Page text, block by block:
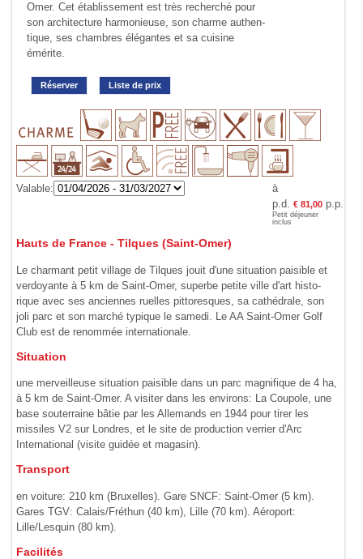
Omer. Cet établissement est très recherché pour
son architecture harmonieuse, son charme authen­
tique, ses chambres élégantes et sa cuisine
émérite.
Réserver Liste de prix
Valable:
à
p.d.
€ 81,00p.p.
Petit déjeuner
inclus
Hauts de France - Tilques (Saint-Omer)
Le charmant petit village de Tilques jouit d'une situa­tion paisible et
ver­doyante à 5 km de Saint-Omer, superbe petite ville d'art histo­
rique avec ses anciennes ruelles pittores­ques, sa cathédrale, son
joli parc et son marché typique le samedi. Le AA Saint-Omer Golf
Club est de renommée inter­nationale.
Situation
une merveilleuse situation paisible dans un parc magnifique de 4 ha,
à 5 km de Saint-Omer. A visiter dans les environs: La Coupole, une
base souterraine bâtie par les Allemands en 1944 pour tirer les
missiles V2 sur Londres, et le site de production verrier d'Arc
International (visite guidée et magasin).
Transport
en voiture: 210 km (Bruxelles). Gare SNCF: Saint-Omer (5 km).
Gares TGV: Calais/Fréthun (40 km), Lille (70 km). Aéroport:
Lille/Lesquin (80 km).
Facilités